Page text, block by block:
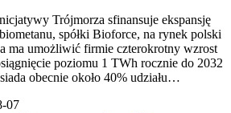
Trójmorza sfinansuje ekspansję
spółki Bioforce, na rynek polski
ma umożliwić firmie czterokrotny wzrost
poziomu 1 TWh rocznie do 2032
obecnie około 40% udziału…
07